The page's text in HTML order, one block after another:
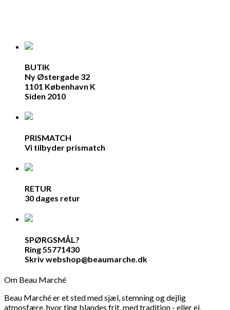
BUTIK
Ny Østergade 32
1101 København K
Siden 2010
PRISMATCH
Vi tilbyder prismatch
RETUR
30 dages retur
SPØRGSMÅL?
Ring 55771430
Skriv webshop@beaumarche.dk
Om Beau Marché
Beau Marché er et sted med sjæl, stemning og dejlig
atmosfære, hvor ting blandes frit, med tradition - eller ej,